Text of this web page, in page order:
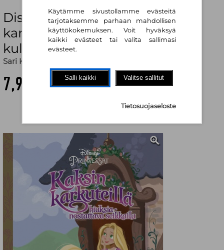
Disney Prinsessat. Kaksin
karkuteillä. TKK 235 : Tammen
kultaiset kirjat 235
Sari Kumpulainen (käänt.)
7,90 €
Käytämme sivustollamme evästeitä
tarjotaksemme parhaan mahdollisen
käyttökokemuksen. Voit hyväksyä
kaikki evästeet tai valita sallimasi
evästeet.
Salli kaikki Valitse sallitut
Tietosuojaseloste